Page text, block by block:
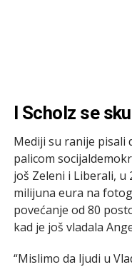
I Scholz se
Mediji su ranije pisali
palicom
još Zeleni i Liberali, u
milijuna eura na
povećanje od 80
kad je još vladala
“Mislimo da ljudi u